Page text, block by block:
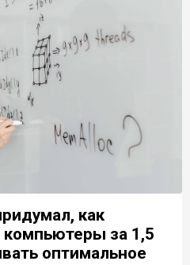
как
за 1,5
оптимальное